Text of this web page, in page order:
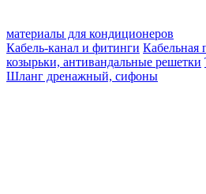
материалы для кондиционеров
Кабель-канал и фитинги Кабельная
козырьки, антивандальные решетки
Шланг дренажный, сифоны